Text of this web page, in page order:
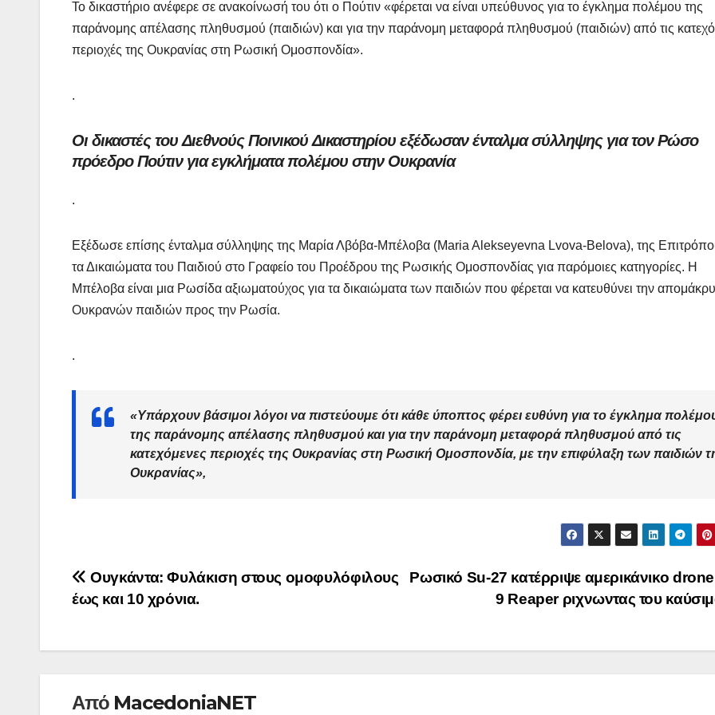
Το δικαστήριο ανέφερε σε ανακοίνωσή του ότι ο Πούτιν «φέρεται να είναι υπεύθυνος για το έγκλημα πολέμου της
παράνομης απέλασης πληθυσμού (παιδιών) και για την παράνομη μεταφορά πληθυσμού (παιδιών) από τις
περιοχές της Ουκρανίας στη Ρωσική Ομοσπονδία».
.
Οι δικαστές του Διεθνούς Ποινικού Δικαστηρίου εξέδωσαν ένταλμα σύλληψης για τον Ρώσο
πρόεδρο Πούτιν για εγκλήματα πολέμου στην Ουκρανία
.
Εξέδωσε επίσης ένταλμα σύλληψης της Μαρία Λβόβα-Μπέλοβα (Maria Alekseyevna Lvova-Belova), της
τα Δικαιώματα του Παιδιού στο Γραφείο του Προέδρου της Ρωσικής Ομοσπονδίας για παρόμοιες κατηγορίες. Η
Μπέλοβα είναι μια Ρωσίδα αξιωματούχος για τα δικαιώματα των παιδιών που φέρεται να κατευθύνει την
Ουκρανών παιδιών προς την Ρωσία.
.
«Υπάρχουν βάσιμοι λόγοι να πιστεύουμε ότι κάθε ύποπτος φέρει ευθύνη για το έγκλημα
της παράνομης απέλασης πληθυσμού και για την παράνομη μεταφορά πληθυσμού από τις
κατεχόμενες περιοχές της Ουκρανίας στη Ρωσική Ομοσπονδία, με την επιφύλαξη των παιδιών
Ουκρανίας»,
Πλοήγηση
άρθρων
Ρωσικό Su-27 κατέρριψε αμερικάνικο
9 Reaper ριχνωντας του
Ουγκάντα: Φυλάκιση στους ομοφυλόφιλους
έως και 10 χρόνια.
Από MacedoniaNET